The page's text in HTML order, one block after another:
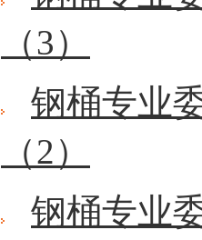
（3）
钢桶专业
（2）
钢桶专业